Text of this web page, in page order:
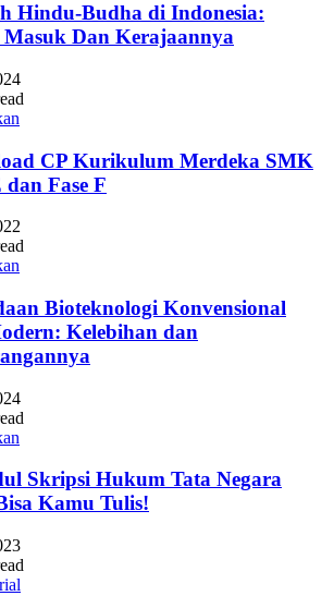
Hindu-Budha di Indonesia:
Masuk Dan Kerajaannya
CP Kurikulum Merdeka SMK
dan Fase F
Bioteknologi Konvensional
Kelebihan dan
Skripsi Hukum Tata Negara
Kamu Tulis!